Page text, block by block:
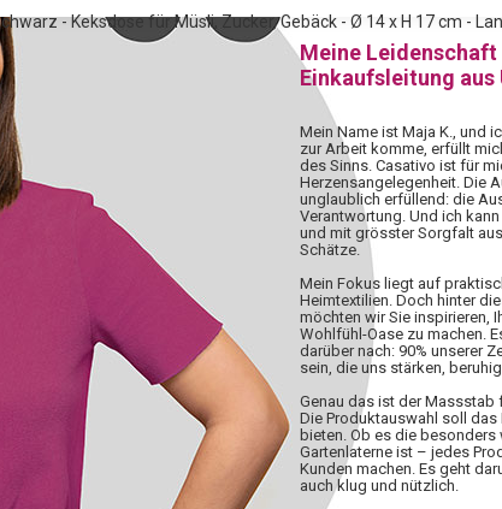
- Keksdose für Müsli, Zucker, Gebäck - Ø 14 x H 17 cm -
Meine Leidenschaft
Einkaufsleitung aus
Mein Name ist Maja K., und
zur Arbeit komme, erfüllt
des Sinns. Casativo ist für
Herzensangelegenheit. Die
unglaublich erfüllend: die
Verantwortung. Und ich
und mit grösster Sorgfalt
Schätze.
Mein Fokus liegt auf
Heimtextilien. Doch hinter
möchten wir Sie inspirieren,
Wohlfühl-Oase zu machen.
darüber nach: 90% unserer
sein, die uns stärken,
Genau das ist der Massstab
Die Produktauswahl soll
bieten. Ob es die
Gartenlaterne ist – jedes
Kunden machen. Es geht
auch klug und nützlich.